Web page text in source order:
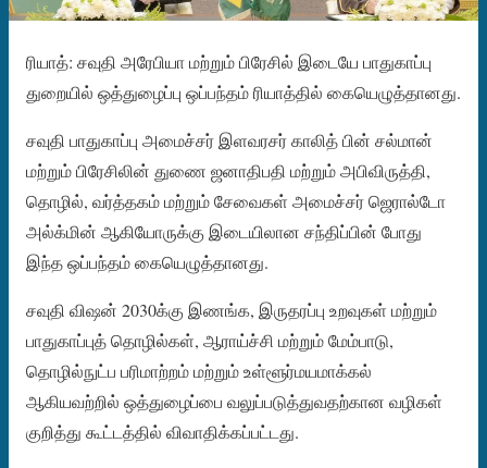
ரியாத்: சவுதி அரேபியா மற்றும் பிரேசில் இடையே பாதுகாப்பு
துறையில் ஒத்துழைப்பு ஒப்பந்தம் ரியாத்தில் கையெழுத்தானது.
சவுதி பாதுகாப்பு அமைச்சர் இளவரசர் காலித் பின் சல்மான்
மற்றும் பிரேசிலின் துணை ஜனாதிபதி மற்றும் அபிவிருத்தி,
தொழில், வர்த்தகம் மற்றும் சேவைகள் அமைச்சர் ஜெரால்டோ
அல்க்மின் ஆகியோருக்கு இடையிலான சந்திப்பின் போது
இந்த ஒப்பந்தம் கையெழுத்தானது.
சவுதி விஷன் 2030க்கு இணங்க, இருதரப்பு உறவுகள் மற்றும்
பாதுகாப்புத் தொழில்கள், ஆராய்ச்சி மற்றும் மேம்பாடு,
தொழில்நுட்ப பரிமாற்றம் மற்றும் உள்ளூர்மயமாக்கல்
ஆகியவற்றில் ஒத்துழைப்பை வலுப்படுத்துவதற்கான வழிகள்
குறித்து கூட்டத்தில் விவாதிக்கப்பட்டது.